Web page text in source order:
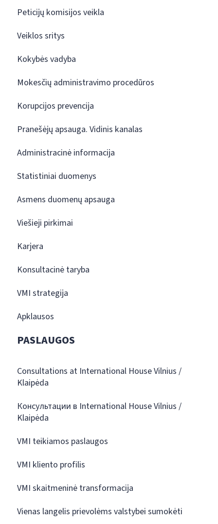
Peticijų komisijos veikla
Veiklos sritys
Kokybės vadyba
Mokesčių administravimo procedūros
Korupcijos prevencija
Pranešėjų apsauga. Vidinis kanalas
Administracinė informacija
Statistiniai duomenys
Asmens duomenų apsauga
Viešieji pirkimai
Karjera
Konsultacinė taryba
VMI strategija
Apklausos
PASLAUGOS
Consultations at International House Vilnius /
Klaipėda
Консультации в International House Vilnius /
Klaipėda
VMI teikiamos paslaugos
VMI kliento profilis
VMI skaitmeninė transformacija
Vienas langelis prievolėms valstybei sumokėti